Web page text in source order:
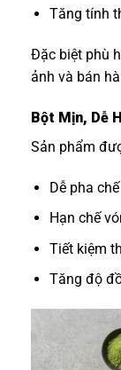
Tăng tính
Đặc biệt phù
ảnh và bán
Bột Mịn, Dễ
Sản phẩm
Dễ pha chế
Hạn chế
Tiết kiệm
Tăng độ